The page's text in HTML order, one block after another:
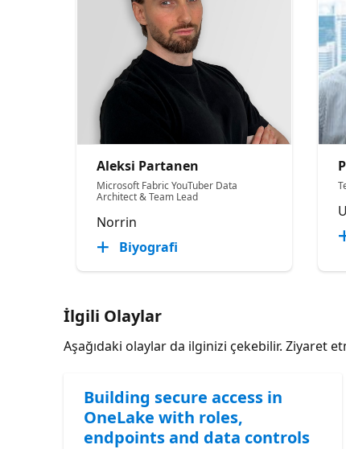
Aleksi Partanen
Microsoft Fabric YouTuber Data
Architect & Team Lead
Norrin
Biyografi
İlgili Olaylar
Aşağıdaki olaylar da ilginizi çekebilir. Ziyaret
Building secure access in
OneLake with roles,
endpoints and data controls